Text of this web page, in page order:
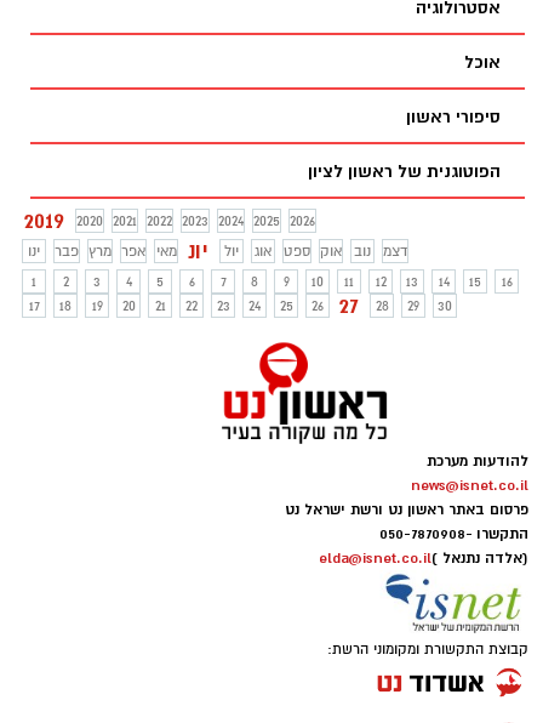
אסטרולוגיה
אוכל
סיפורי ראשון
הפוטוגנית של ראשון לציון
2019 2020 2021 2022 2023 2024 2025
2026
ינו
פבר מרץ אפר מאי יונ יול אוג ספט אוק נוב
דצמ
1
2 3 4 5 6 7 8 9 10 11 12 13 14 15
16
17
18 19 20 21 22 23 24 25 26 27 28 29 30
להודעות מערכת
news@isnet.co.il
פרסום באתר ראשון נט ורשת ישראל נט
התקשרו -050-7870908
(אלדה נתנאל )elda@isnet.co.il
קבוצת התקשורת ומקומוני הרשת: